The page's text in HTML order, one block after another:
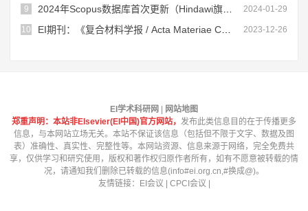
2024-01-29
9 2024年Scopus数据库首次更新（Hindawi旗下刊物再被踢）
2023-12-26
10 EI期刊：《复合材料学报 / Acta Materiae Compositae Sinica》
EI学术科研网 | 网站地图
郑重声明：本站非Elsevier(EI中国)官方网站， 发布此类信息目的在于传播更多
信息，与本网站立场无关。本站不保证该信息（包括但不限于文字、数据及图
表）准确性、真实性、完整性等。本网站资源、信息来源于网络，完全免费共
享，仅供学习和研究使用，版权和著作权归原作者所有，如有不愿意被转载的情
况，请通知我们删除已转载的信息(info#ei.org.cn,#换成@)。
友情链接：
EI会议 | CPCI会议 |